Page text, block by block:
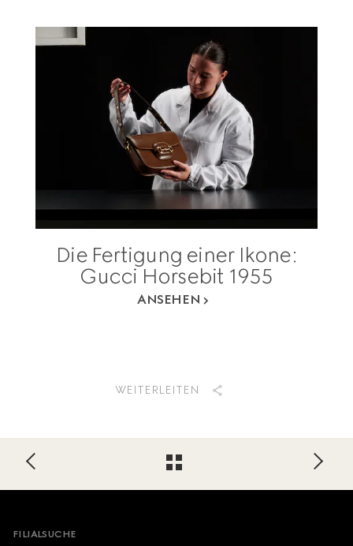
Die Fertigung einer Ikone:
Gucci Horsebit 1955
ANSEHEN
WEITERLEITEN
FILIALSUCHE